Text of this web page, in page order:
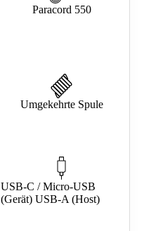
Paracord 550
Umgekehrte Spule
USB-C / Micro-USB
(Gerät) USB-A (Host)